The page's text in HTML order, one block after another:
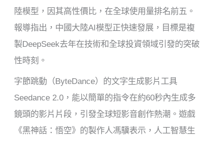
陸模型，因其高性價比，在全球使用量排名前五。
報導指出，中國大陸AI模型正快速發展，目標是複
製DeepSeek去年在技術和全球投資領域引發的突破
性時刻。
字節跳動（ByteDance）的文字生成影片工具
Seedance 2.0，能以簡單的指令在約60秒內生成多
鏡頭的影片片段，引發全球短影音創作熱潮。遊戲
《黑神話：悟空》的製作人馮驥表示，人工智慧生